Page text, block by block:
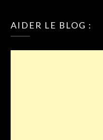
AIDER LE BLOG :